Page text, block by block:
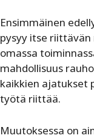
Ensimmäinen
pysyy itse
omassa
mahdollisuus
kaikkien ajatukset
työtä riittää.
Muutoksessa on